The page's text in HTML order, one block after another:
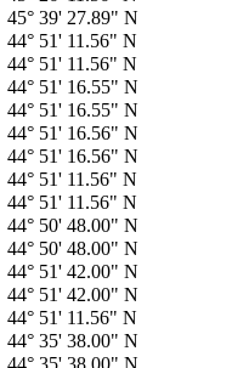
45° 39' 27.89" N
44° 51' 11.56" N
44° 51' 11.56" N
44° 51' 16.55" N
44° 51' 16.55" N
44° 51' 16.56" N
44° 51' 16.56" N
44° 51' 11.56" N
44° 51' 11.56" N
44° 50' 48.00" N
44° 50' 48.00" N
44° 51' 42.00" N
44° 51' 42.00" N
44° 51' 11.56" N
44° 35' 38.00" N